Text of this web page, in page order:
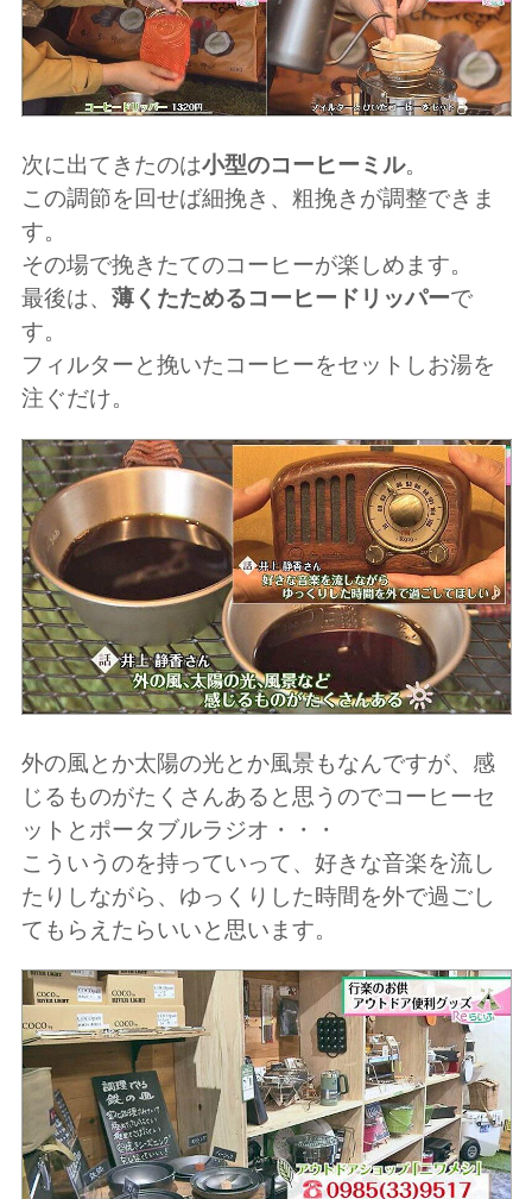
次に出てきたのは小型のコーヒーミル。
この調節を回せば細挽き、粗挽きが調整できま
す。
その場で挽きたてのコーヒーが楽しめます。
最後は、 薄くたためるコーヒードリッパーで
す。
フィルターと挽いたコーヒーをセットしお湯を
注ぐだけ。
外の風とか太陽の光とか風景もなんですが、感
じるものがたくさんあると思うのでコーヒーセ
ットとポータブルラジオ・・・
こういうのを持っていって、好きな音楽を流し
たりしながら、ゆっくりした時間を外で過ごし
てもらえたらいいと思います。